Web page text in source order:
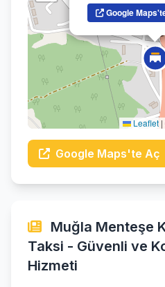
Google
Leaflet |
Google Maps'te Aç
Muğla Menteşe
Taksi - Güvenli ve
Hizmeti